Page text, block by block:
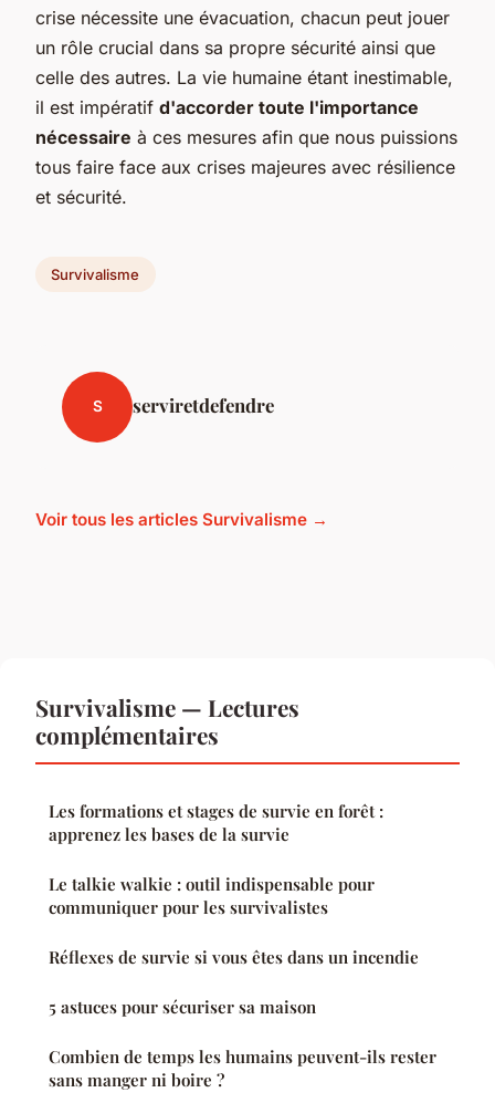
crise nécessite une évacuation, chacun peut jouer
un rôle crucial dans sa propre sécurité ainsi que
celle des autres. La vie humaine étant inestimable,
il est impératif d'accorder toute l'importance
nécessaire à ces mesures afin que nous puissions
tous faire face aux crises majeures avec résilience
et sécurité.
Survivalisme
S serviretdefendre
Voir tous les articles Survivalisme →
Survivalisme — Lectures
complémentaires
Les formations et stages de survie en forêt :
apprenez les bases de la survie
Le talkie walkie : outil indispensable pour
communiquer pour les survivalistes
Réflexes de survie si vous êtes dans un incendie
5 astuces pour sécuriser sa maison
Combien de temps les humains peuvent-ils rester
sans manger ni boire ?